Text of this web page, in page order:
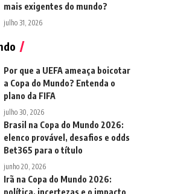
mais exigentes do mundo?
julho 31, 2026
Por que a UEFA ameaça boicotar
a Copa do Mundo? Entenda o
plano da FIFA
julho 30, 2026
Brasil na Copa do Mundo 2026:
elenco provável, desafios e odds
Bet365 para o título
junho 20, 2026
Irã na Copa do Mundo 2026: